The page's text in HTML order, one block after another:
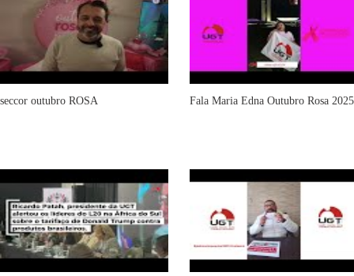
seccor outubro ROSA Fala Maria Edna Outubro Rosa 2025